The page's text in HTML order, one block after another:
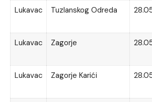
Lukavac
Tuzlanskog Odreda
Lukavac
Zagorje
Lukavac
Zagorje Karići